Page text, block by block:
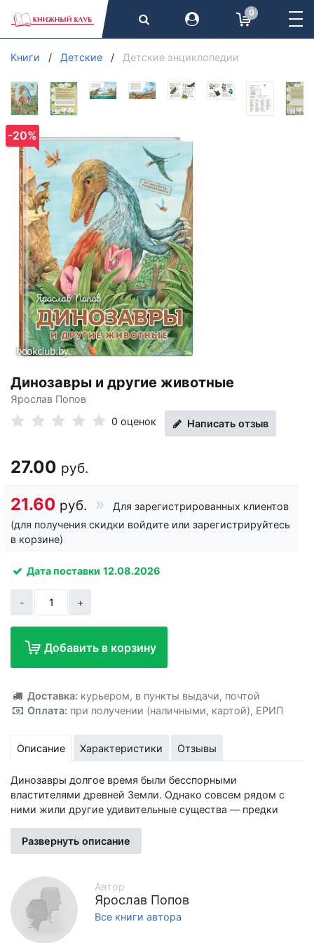
0
Книги Детские Детские энциклопедии
-20%
Динозавры и другие животные
Ярослав Попов
0 оценок
Написать отзыв
27.00 руб.
21.60 руб.
Для зарегистрированных клиентов
(для получения скидки войдите или зарегистрируйтесь
в корзине)
Дата поставки 12.08.2026
- +
Добавить в корзину
Доставка: курьером, в пункты выдачи, почтой
Оплата: при получении (наличными, картой), ЕРИП
Описание Характеристики Отзывы
Динозавры долгое время были бесспорными
властителями древней Земли. Однако совсем рядом с
ними жили другие удивительные существа — предки
хотя многие из них исчезли вместе с гигантскими
рептилиями, некоторые «живые ископаемые»
невероятными соседями динозавров!
Книги серии «Путешествие с динозаврами: древний мир
от А до Я»:
Развернуть описание
Автор
Ярослав Попов
Все книги автора